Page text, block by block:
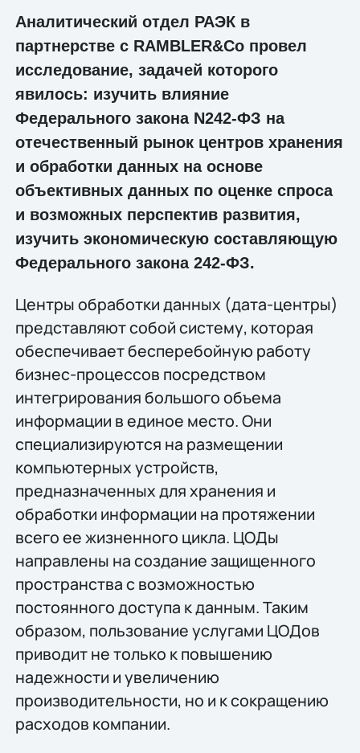
Аналитический отдел РАЭК в
партнерстве с RAMBLER&Co провел
исследование, задачей которого
явилось: изучить влияние
Федерального закона N242-ФЗ на
отечественный рынок центров хранения
и обработки данных на основе
объективных данных по оценке спроса
и возможных перспектив развития,
изучить экономическую составляющую
Федерального закона 242-ФЗ.
Центры обработки данных (дата-центры)
представляют собой систему, которая
обеспечивает бесперебойную работу
бизнес-процессов посредством
интегрирования большого объема
информации в единое место. Они
специализируются на размещении
компьютерных устройств,
предназначенных для хранения и
обработки информации на протяжении
всего ее жизненного цикла. ЦОДы
направлены на создание защищенного
пространства с возможностью
постоянного доступа к данным. Таким
образом, пользование услугами ЦОДов
приводит не только к повышению
надежности и увеличению
производительности, но и к сокращению
расходов компании.